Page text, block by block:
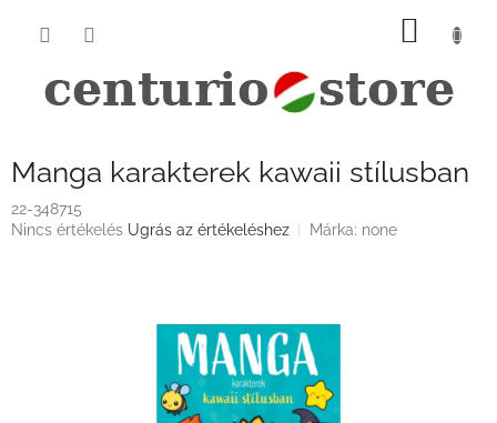
KOSÁR
Manga karakterek kawaii stílusban
22-348715
A
Nincs értékelés Ugrás az értékeléshez Márka: none